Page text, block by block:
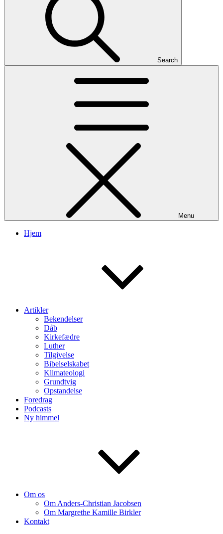
Search
Menu
Hjem
Artikler
Bekendelser
Dåb
Kirkefædre
Luther
Tilgivelse
Bibelselskabet
Klimateologi
Grundtvig
Opstandelse
Foredrag
Podcasts
Ny himmel
Om os
Om Anders-Christian Jacobsen
Om Margrethe Kamille Birkler
Kontakt